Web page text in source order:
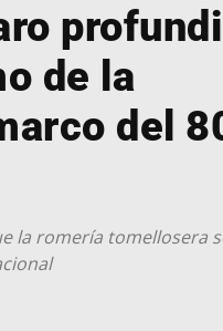
de la
del
la romería tomellosera